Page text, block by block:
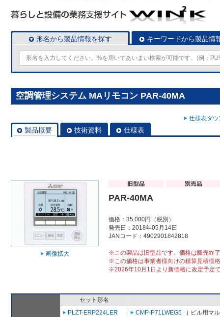
形名から製品情報を探す キーワードから製品情
空調管理システム MAリモコン PAR-40MA
仕様表ダ
製品概要 技術資料 仕様表
画像拡大
PAR-40MA
価格：35,000円（税別）
発売日：2018年05月14日
JANコード：4902901842818
※この製品は旧型品です。価格は販売終
※この価格は事業者様向けの積算見積価
※2026年10月1日より新価格に改定予定
セット形名
PLZT-ERP224LER
CMP-P71LWEG5 （ ビル用マ